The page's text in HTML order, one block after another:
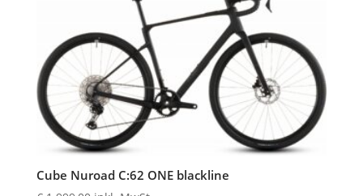
Cube Nuroad C:62 ONE blackline